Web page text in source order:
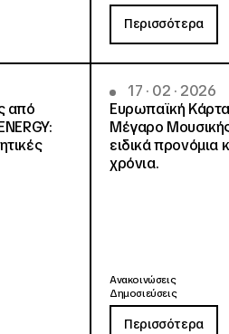
Περισσότερα
από
17 · 02 · 2026
Ευρωπαϊκή
Μέγαρο
ειδικά προνόμια
χρόνια.
Ανακοινώσεις
Δημοσιεύσεις
Περισσότερα